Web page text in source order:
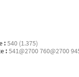
:540 (1.375)
:541@2700 760@2700